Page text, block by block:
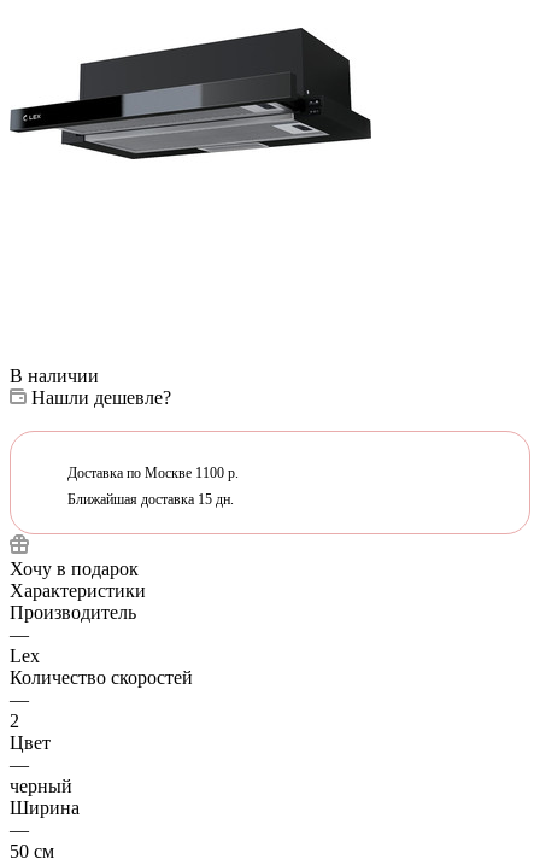
В наличии
Нашли дешевле?
Доставка по Москве 1100 р.
Ближайшая доставка 15 дн.
Хочу в подарок
Характеристики
Производитель
—
Lex
Количество скоростей
—
2
Цвет
—
черный
Ширина
—
50 см